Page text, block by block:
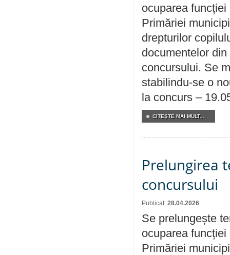
ocuparea
Primăriei
drepturilor
documentelor
concursului. Se
stabilindu-se o
la concurs –
CITEŞTE MAI MULT...
Prelungirea
concursului
Publicat: 28.04.2026
Se prelungește
ocuparea
Primăriei